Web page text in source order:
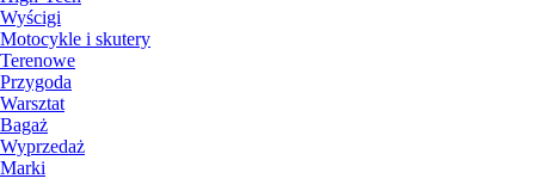
Wyścigi
Motocykle i skutery
Terenowe
Przygoda
Warsztat
Bagaż
Wyprzedaż
Marki